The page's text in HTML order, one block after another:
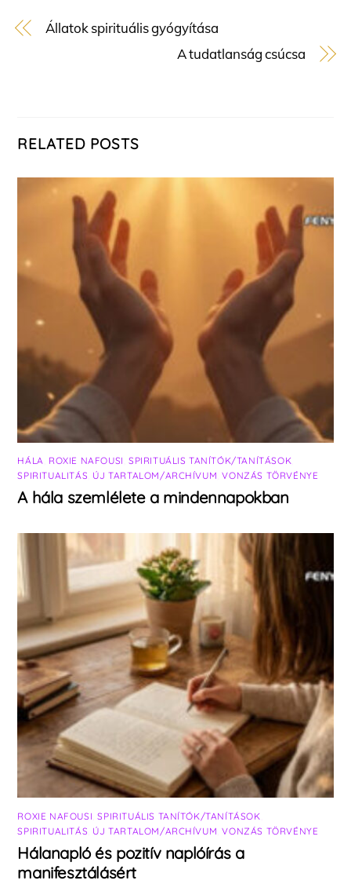
Állatok spirituális gyógyítása
A tudatlanság csúcsa
RELATED POSTS
HÁLA ROXIE NAFOUSI SPIRITUÁLIS TANÍTÓK/TANÍTÁSOK
SPIRITUALITÁS ÚJ TARTALOM/ARCHÍVUM ,VONZÁS TÖRVÉNYE
A hála szemlélete a mindennapokban
ROXIE NAFOUSI ,SPIRITUÁLIS TANÍTÓK/TANÍTÁSOK
SPIRITUALITÁS ÚJ TARTALOM/ARCHÍVUM ,VONZÁS TÖRVÉNYE
Hálanapló és pozitív naplóírás a
manifesztálásért